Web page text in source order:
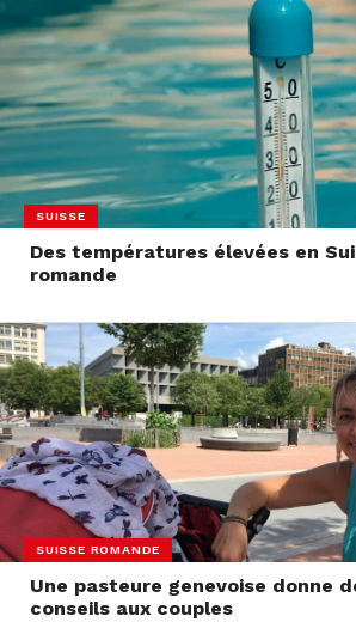
SUISSE
Des températures élevées en
romande
SUISSE ROMANDE
Une pasteure genevoise donne
conseils aux couples